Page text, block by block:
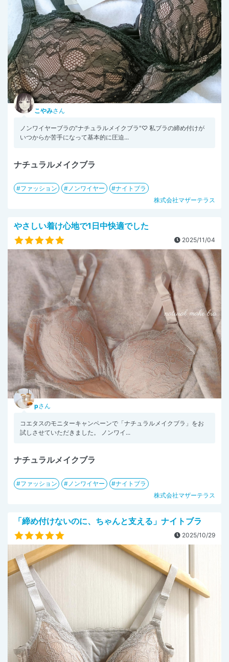
こやみさん
ノンワイヤーブラの"ナチュラルメイクブラ"♡ 私ブラの締め付けが
いつからか苦手になって基本的に圧迫...
ナチュラルメイクブラ
ファッション ノンワイヤー
ナイトブラ
株式会社マザーテラス
やさしい着け心地で1日中快適でした
2025/11/04
pさん
コエタスのモニターキャンペーンで「ナチュラルメイクブラ」をお
試しさせていただきました。 ノンワイ...
ナチュラルメイクブラ
ファッション ノンワイヤー
ナイトブラ
株式会社マザーテラス
「締め付けないのに、ちゃんと支える」ナイトブラ
2025/10/29